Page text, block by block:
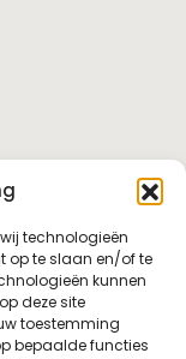
technologieën
op te slaan en/of te
kunnen
deze site
toestemming
bepaalde functies
Elephant en
Wij bieden
voor
van jezelf tot je